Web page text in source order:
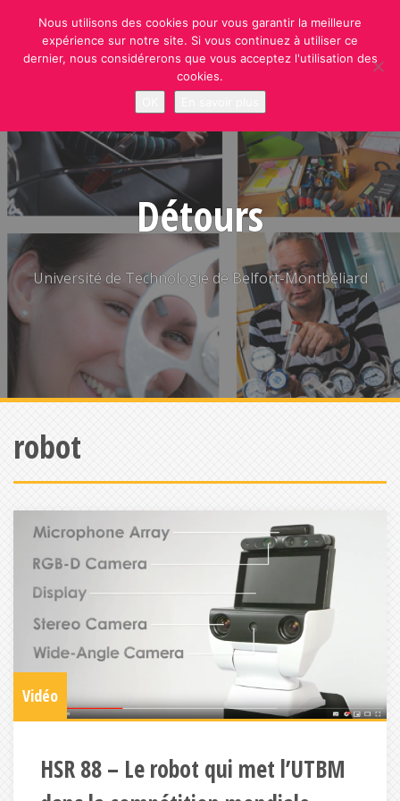
content
Détours
Université de Technologie de Belfort-Montbéliard
robot
Vidéo
HSR 88 – Le robot qui met l’UTBM
Nous utilisons des cookies pour vous garantir la meilleure
expérience sur notre site. Si vous continuez à utiliser ce
dernier, nous considérerons que vous acceptez l'utilisation des
cookies.